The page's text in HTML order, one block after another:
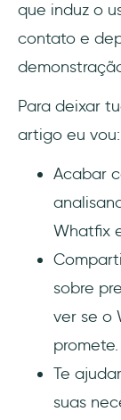
Como
Os
Como
aos do
ROI?
que induz o
contato e
Para deixar
artigo eu vou:
Acabar
Whatfix
sobre
ver se o
promete.
Te
suas